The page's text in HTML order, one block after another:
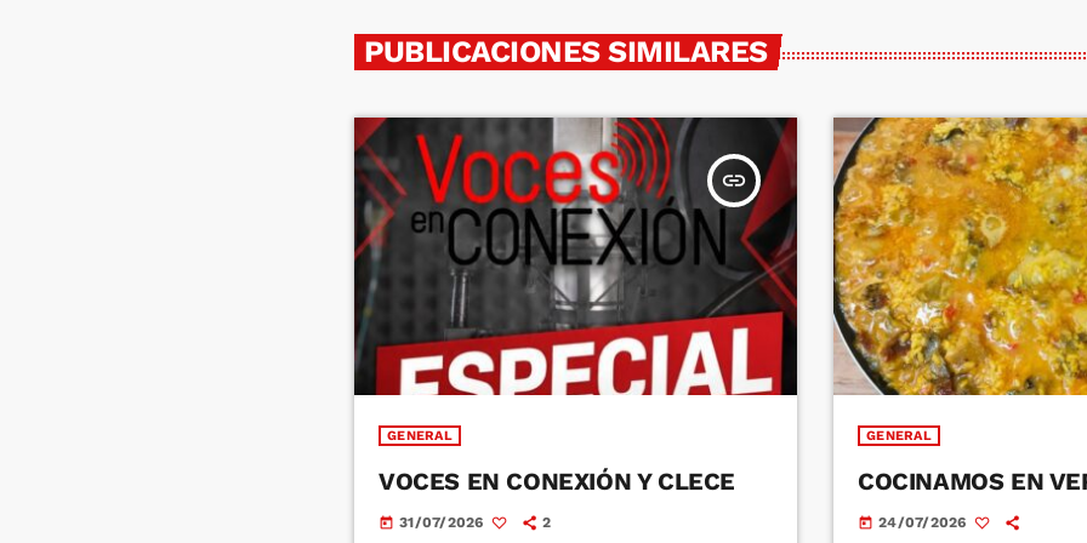
PUBLICACIONES SIMILARES
insert_link
GENERAL
VOCES EN CONEXIÓN Y CLECE
today 31/07/2026 2
GENERAL
COCINAMOS EN
today 24/07/2026